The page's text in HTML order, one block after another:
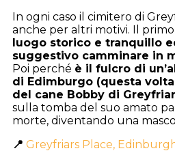
In ogni caso il cimitero di
anche per altri motivi. Il
luogo storico e tranquillo
suggestivo camminare in
Poi perché è il fulcro di
di Edimburgo (questa
del cane Bobby di
sulla tomba del suo amato
morte, diventando una
📍 Greyfriars Place,